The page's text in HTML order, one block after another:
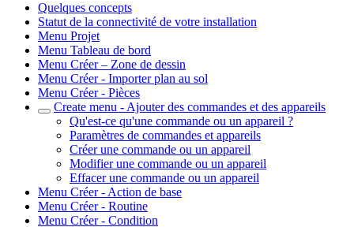
Quelques concepts
Statut de la connectivité de votre installation
Menu Projet
Menu Tableau de bord
Menu Créer – Zone de dessin
Menu Créer - Importer plan au sol
Menu Créer - Pièces
Create menu - Ajouter des commandes et des appareils
Qu'est-ce qu'une commande ou un appareil ?
Paramètres de commandes et appareils
Créer une commande ou un appareil
Modifier une commande ou un appareil
Effacer une commande ou un appareil
Menu Créer - Action de base
Menu Créer - Routine
Menu Créer - Condition